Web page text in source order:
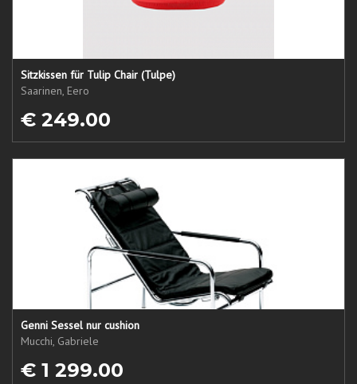
Sitzkissen für Tulip Chair (Tulpe)
Saarinen, Eero
€ 249.00
Genni Sessel nur cushion
Mucchi, Gabriele
€ 1 299.00